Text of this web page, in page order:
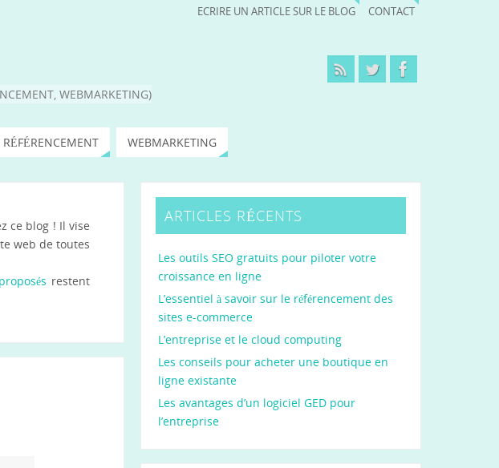
ECRIRE UN ARTICLE SUR LE BLOG CONTACT
WEBMARKETING)
RÉFÉRENCEMENT WEBMARKETING
ce blog ! Il vise
web de toutes
restent
ARTICLES RÉCENTS
Les outils SEO gratuits pour piloter votre
croissance en ligne
L’essentiel à savoir sur le référencement des
sites e-commerce
L’entreprise et le cloud computing
Les conseils pour acheter une boutique en
ligne existante
Les avantages d’un logiciel GED pour
l’entreprise